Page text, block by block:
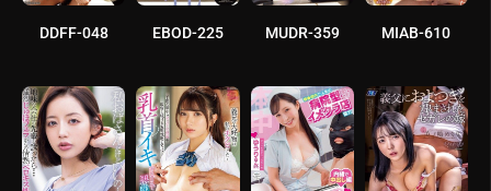
DDFF-048 EBOD-225 MUDR-359 MIAB-610